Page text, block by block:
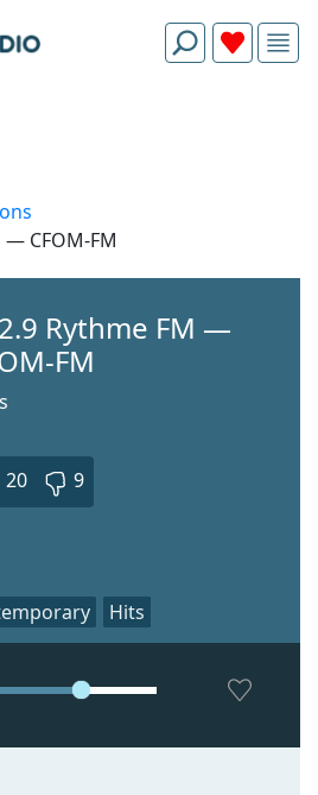
— CFOM-FM
Rythme FM —
FM
20 9
Hits